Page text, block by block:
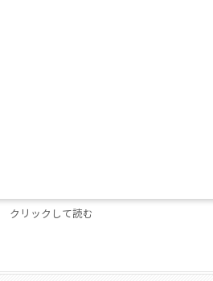
クリックして読む